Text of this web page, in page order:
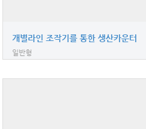
개별라인 조작기를 통한 생산카운터
일반형